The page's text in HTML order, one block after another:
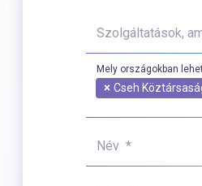
Szolgáltatások,
Mely országokban
× Cseh
Név *